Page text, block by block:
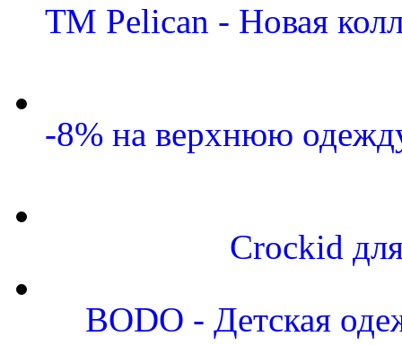
ТМ Pelican - Новая
-8% на верхнюю
Crockid
BODO - Детская